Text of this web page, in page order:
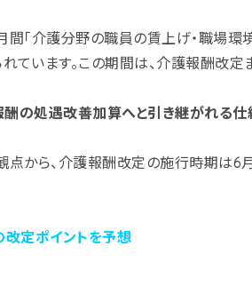
「介護分野の職員の賃上げ・職場環
います。この期間は、介護報酬改定
の処遇改善加算へと引き継がれる仕
点から、介護報酬改定の施行時期は6
改定ポイントを予想